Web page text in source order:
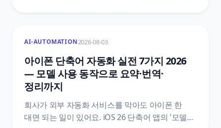
설계까지 카카오 공식 문서 기준으로 담았습니다.
AI-AUTOMATION2026-08-03
아이폰 단축어 자동화 실전 7가지 2026
— 모델 사용 동작으로 요약·번역·
정리까지
회사가 외부 자동화 서비스를 막아도 아이폰 한
대면 되는 일이 있어요. iOS 26 단축어 앱의 '모델